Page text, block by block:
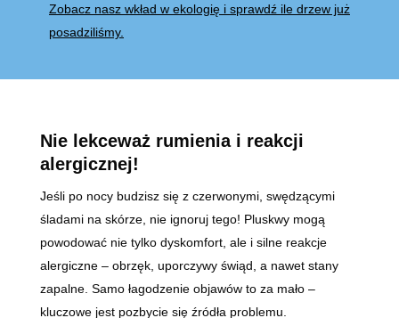
Zobacz nasz wkład w ekologię i sprawdź ile drzew już
posadziliśmy.
Nie lekceważ rumienia i reakcji
alergicznej!
Jeśli po nocy budzisz się z czerwonymi, swędzącymi
śladami na skórze, nie ignoruj tego! Pluskwy mogą
powodować nie tylko dyskomfort, ale i silne reakcje
alergiczne – obrzęk, uporczywy świąd, a nawet stany
zapalne. Samo łagodzenie objawów to za mało –
kluczowe jest pozbycie się źródła problemu.